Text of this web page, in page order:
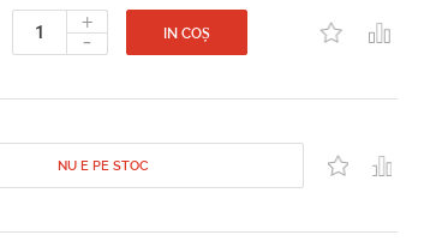
+
- IN COȘ
NU E PE STOC